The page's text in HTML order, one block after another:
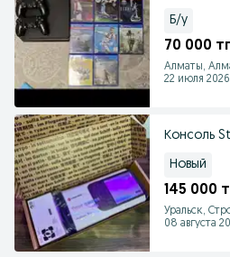
Б/у
70 000
Алматы,
22 июля 2026
Консоль
Новый
145 000
Уральск,
08 августа